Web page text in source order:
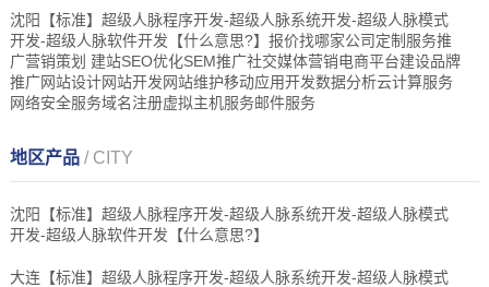
沈阳【标准】超级人脉程序开发-超级人脉系统开发-超级人脉模式
开发-超级人脉软件开发【什么意思?】报价找哪家公司定制服务推
广营销策划 建站SEO优化SEM推广社交媒体营销电商平台建设品牌
推广网站设计网站开发网站维护移动应用开发数据分析云计算服务
网络安全服务域名注册虚拟主机服务邮件服务
地区产品 / CITY
沈阳【标准】超级人脉程序开发-超级人脉系统开发-超级人脉模式
开发-超级人脉软件开发【什么意思?】
大连【标准】超级人脉程序开发-超级人脉系统开发-超级人脉模式